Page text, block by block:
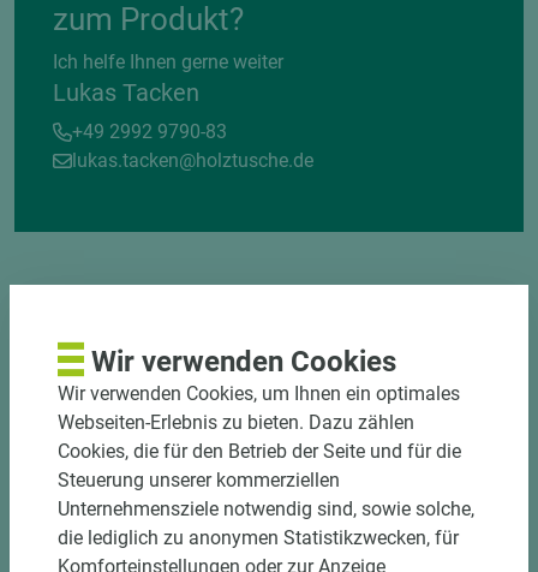
zum Produkt?
Ich helfe Ihnen gerne weiter
Lukas Tacken
+49 2992 9790-83
lukas.tacken@holztusche.de
Wir verwenden Cookies
Wir verwenden Cookies, um Ihnen ein optimales
Webseiten-Erlebnis zu bieten. Dazu zählen
Cookies, die für den Betrieb der Seite und für die
Steuerung unserer kommerziellen
Unternehmensziele notwendig sind, sowie solche,
die lediglich zu anonymen Statistikzwecken, für
Komforteinstellungen oder zur Anzeige